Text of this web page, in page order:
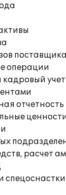
операции
кадровый учет
отчетность
ценности
расчет
спецоснастки